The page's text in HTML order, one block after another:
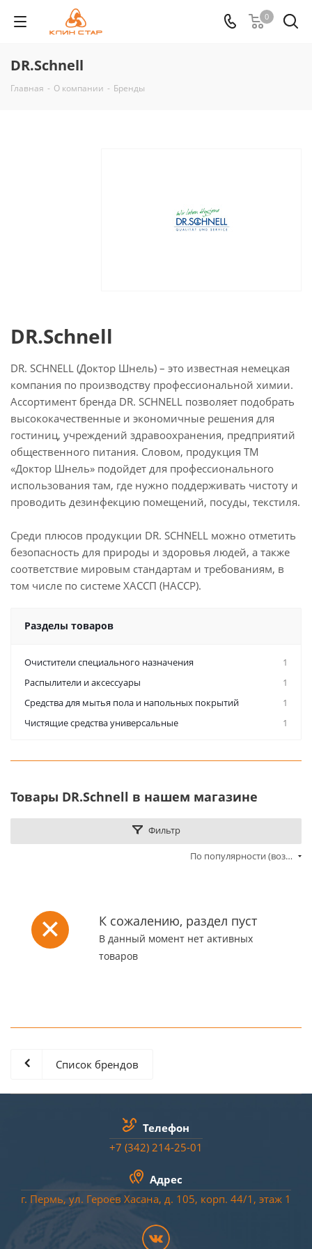
0
DR.Schnell
Главная - О компании - Бренды
DR.Schnell
DR. SCHNELL (Доктор Шнель) – это известная немецкая
компания по производству профессиональной химии.
Ассортимент бренда DR. SCHNELL позволяет подобрать
высококачественные и экономичные решения для
гостиниц, учреждений здравоохранения, предприятий
общественного питания. Словом, продукция ТМ
«Доктор Шнель» подойдет для профессионального
использования там, где нужно поддерживать чистоту и
проводить дезинфекцию помещений, посуды, текстиля.
Среди плюсов продукции DR. SCHNELL можно отметить
безопасность для природы и здоровья людей, а также
соответствие мировым стандартам и требованиям, в
том числе по системе ХАССП (HACCP).
Разделы товаров
Очистители специального назначения
1
Распылители и аксессуары
1
Средства для мытья пола и напольных покрытий
1
Чистящие средства универсальные
1
Товары DR.Schnell в нашем магазине
Фильтр
По популярности (возрастание)
К сожалению, раздел пуст
В данный момент нет активных
товаров
Список брендов
Телефон
+7 (342) 214-25-01
Адрес
г. Пермь, ул. Героев Хасана, д. 105, корп. 44/1 , этаж 1